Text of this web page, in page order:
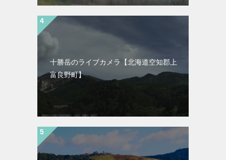
十勝岳のライブカメラ【北海道空知郡上
富良野町】